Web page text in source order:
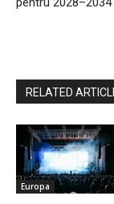
RELATED
Europa